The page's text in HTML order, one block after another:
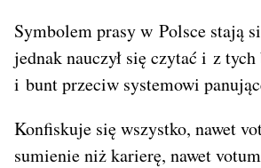
Symbolem prasy w Polsce stają
jednak nauczył się czytać i z
i bunt przeciw systemowi
Konfiskuje się wszystko, nawet
sumienie niż karierę, nawet